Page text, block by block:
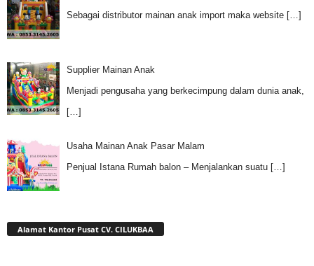
Sebagai distributor mainan anak import maka website […]
Supplier Mainan Anak
Menjadi pengusaha yang berkecimpung dalam dunia anak,
[…]
Usaha Mainan Anak Pasar Malam
Penjual Istana Rumah balon – Menjalankan suatu […]
Alamat Kantor Pusat CV. CILUKBAA